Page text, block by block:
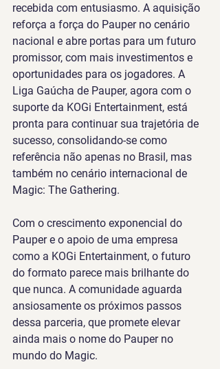
recebida com entusiasmo. A aquisição
reforça a força do Pauper no cenário
nacional e abre portas para um futuro
promissor, com mais investimentos e
oportunidades para os jogadores. A
Liga Gaúcha de Pauper, agora com o
suporte da KOGi Entertainment, está
pronta para continuar sua trajetória de
sucesso, consolidando-se como
referência não apenas no Brasil, mas
também no cenário internacional de
Magic: The Gathering.
Com o crescimento exponencial do
Pauper e o apoio de uma empresa
como a KOGi Entertainment, o futuro
do formato parece mais brilhante do
que nunca. A comunidade aguarda
ansiosamente os próximos passos
dessa parceria, que promete elevar
ainda mais o nome do Pauper no
mundo do Magic.